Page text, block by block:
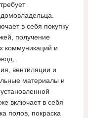
в себя покупку
получение
коммуникаций и
вентиляции и
материалы и
включает в себя
полов, покраска